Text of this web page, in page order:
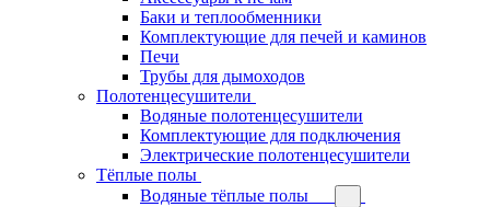
Баки и теплообменники
Комплектующие для печей и каминов
Печи
Трубы для дымоходов
Полотенцесушители
Водяные полотенцесушители
Комплектующие для подключения
Электрические полотенцесушители
Тёплые полы
Водяные тёплые полы